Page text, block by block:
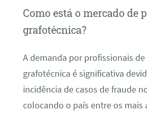
Como está o mercado de
grafotécnica?
A demanda por profissionais de
grafotécnica é significativa
incidência de casos de fraude
colocando o país entre os mais